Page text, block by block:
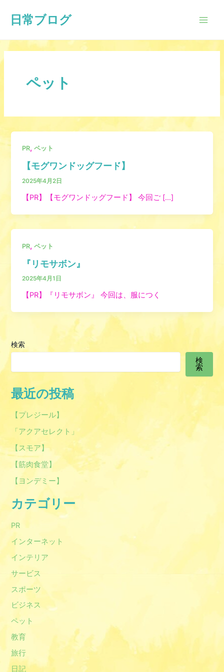
ス
キ
ッ
日常ブログ
ペット
PR,ペット
【モグワンドッグフード】
2025年4月2日
【PR】【モグワンドッグフード】 今回ご […]
PR,ペット
『リモサボン』
2025年4月1日
【PR】『リモサボン』 今回は、服につく
検索
検
索
最近の投稿
【プレジール】
「アクアセレクト」
【スモア】
【筋肉食堂】
【ヨンデミー】
カテゴリー
PR
インターネット
インテリア
サービス
スポーツ
ビジネス
ペット
教育
旅行
日記